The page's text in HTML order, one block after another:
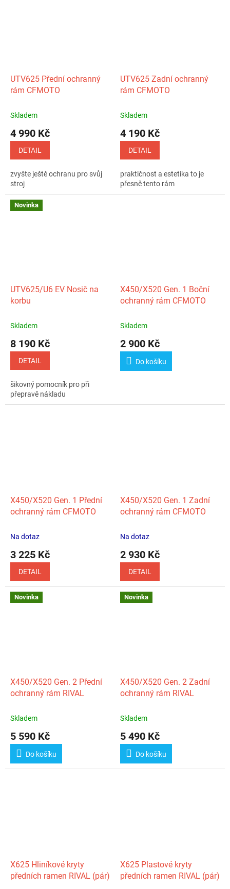
UTV625 Přední ochranný
rám CFMOTO
Skladem
4 990 Kč
DETAIL
zvyšte ještě ochranu pro svůj
stroj
UTV625 Zadní ochranný
rám CFMOTO
Skladem
4 190 Kč
DETAIL
praktičnost a estetika to je
přesně tento rám
Novinka
UTV625/U6 EV Nosič na
korbu
Skladem
8 190 Kč
DETAIL
šikovný pomocník pro při
přepravě nákladu
X450/X520 Gen. 1 Boční
ochranný rám CFMOTO
Skladem
2 900 Kč
Do košíku
X450/X520 Gen. 1 Přední
ochranný rám CFMOTO
Na dotaz
3 225 Kč
DETAIL
X450/X520 Gen. 1 Zadní
ochranný rám CFMOTO
Na dotaz
2 930 Kč
DETAIL
Novinka
X450/X520 Gen. 2 Přední
ochranný rám RIVAL
Skladem
5 590 Kč
Do košíku
Novinka
X450/X520 Gen. 2 Zadní
ochranný rám RIVAL
Skladem
5 490 Kč
Do košíku
X625 Hliníkové kryty
předních ramen RIVAL (pár)
X625 Plastové kryty
předních ramen RIVAL (pár)